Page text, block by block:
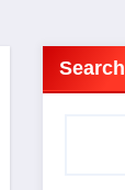
Search